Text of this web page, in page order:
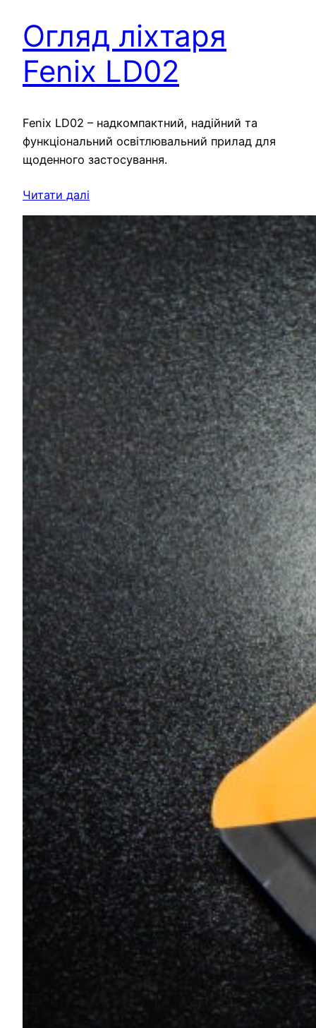
Огляд ліхтаря
Fenix LD02
Fenix LD02 – надкомпактний, надійний та
функціональний освітлювальний прилад для
щоденного застосування.
Читати далі